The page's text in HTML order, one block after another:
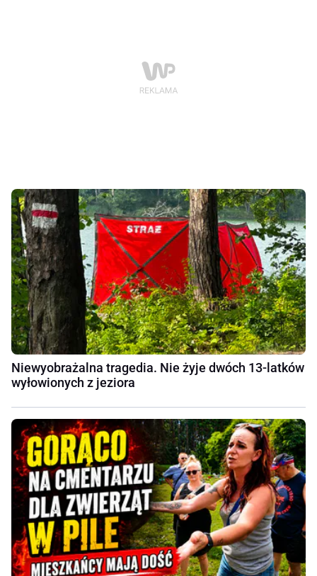
Niewyobrażalna tragedia. Nie żyje dwóch 13-latków
wyłowionych z jeziora